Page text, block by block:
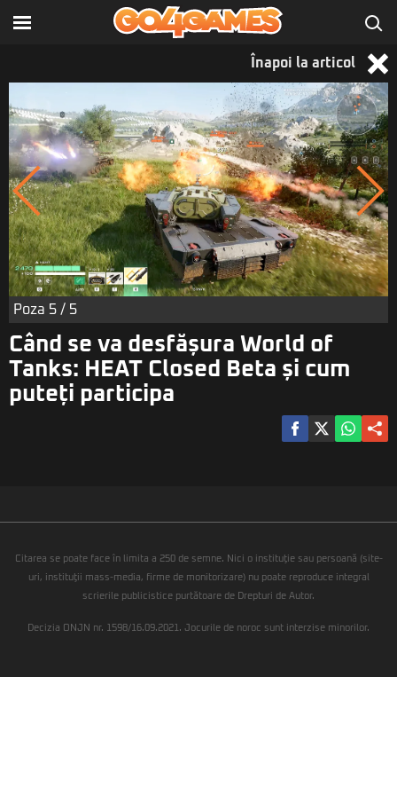
Înapoi la articol
Poza 5 / 5
Când se va desfășura World of
Tanks: HEAT Closed Beta și cum
puteți participa
Citarea se poate face în limita a 250 de semne. Nici o instituţie sau persoană (site-
uri, instituţii mass-media, firme de monitorizare) nu poate reproduce integral
scrierile publicistice purtătoare de Drepturi de Autor.
Decizia ONJN nr. 1598/16.09.2021. Jocurile de noroc sunt interzise minorilor.